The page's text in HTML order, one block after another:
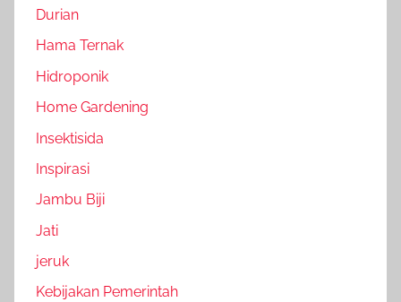
Durian
Hama Ternak
Hidroponik
Home Gardening
Insektisida
Inspirasi
Jambu Biji
Jati
jeruk
Kebijakan Pemerintah